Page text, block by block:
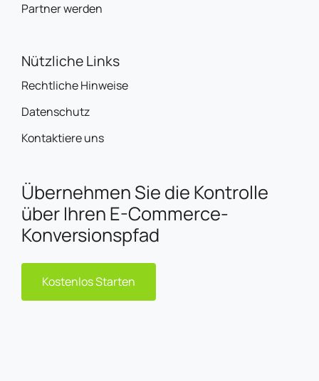
Partner werden
Nützliche Links
Rechtliche Hinweise
Datenschutz
Kontaktiere uns
Übernehmen Sie die Kontrolle
über Ihren E-Commerce-
Konversionspfad
Kostenlos Starten